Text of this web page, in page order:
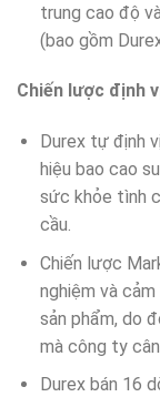
trung cao độ
(bao gồm
Chiến lược định
Durex tự định
hiệu bao cao
sức khỏe tình
cầu.
Chiến lược
nghiệm và
sản phẩm, do
mà công ty
Durex bán 16